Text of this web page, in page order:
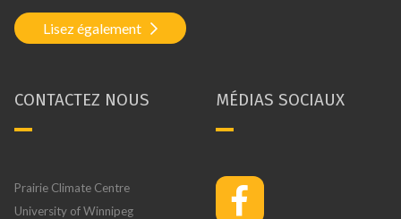
Lisez également
CONTACTEZ NOUS
Prairie Climate Centre
University of Winnipeg
MÉDIAS SOCIAUX